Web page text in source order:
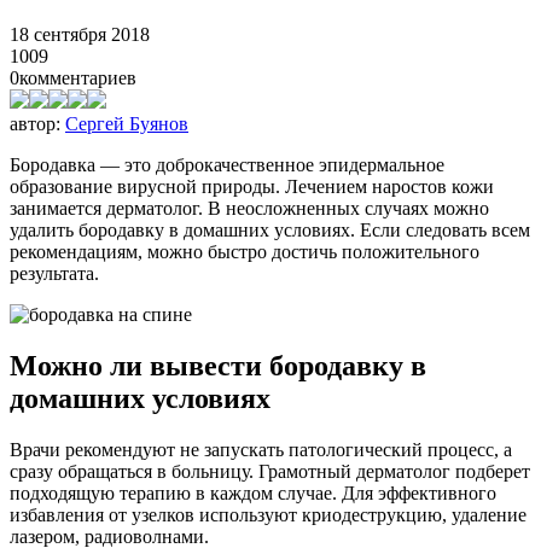
18 сентября 2018
1009
0комментариев
автор: Сергей Буянов
Бородавка — это доброкачественное эпидермальное
образование вирусной природы. Лечением наростов кожи
занимается дерматолог. В неосложненных случаях можно
удалить бородавку в домашних условиях. Если следовать всем
рекомендациям, можно быстро достичь положительного
результата.
Можно ли вывести бородавку в
домашних условиях
Врачи рекомендуют не запускать патологический процесс, а
сразу обращаться в больницу. Грамотный дерматолог подберет
подходящую терапию в каждом случае. Для эффективного
избавления от узелков используют криодеструкцию, удаление
лазером, радиоволнами.